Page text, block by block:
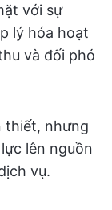
với sự
lý hóa hoạt
và đối phó
thiết, nhưng
lên nguồn
vụ.